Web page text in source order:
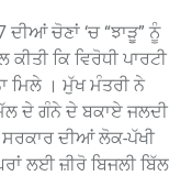
ਚੋਣਾਂ ‘ਚ “ਝਾੜੂ” ਨੂੰ
ਕਿ ਵਿਰੋਧੀ ਪਾਰਟੀ
ਮਿਲੇ । ਮੁੱਖ ਮੰਤਰੀ ਨੇ
ਦੇ ਗੰਨੇ ਦੇ ਬਕਾਏ ਜਲਦੀ
ਦੀਆਂ ਲੋਕ-ਪੱਖੀ
ਲਈ ਜ਼ੀਰੋ ਬਿਜਲੀ ਬਿੱਲ